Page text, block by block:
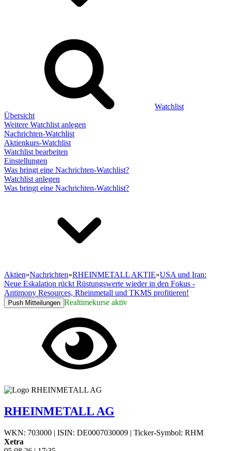
Watchlist
Übersicht
Weitere Watchlist anlegen
Nachrichten-Watchlist
Aktienkurs-Watchlist
Watchlist bearbeiten
Einstellungen
Was bringt eine Nachrichten-Watchlist?
Watchlist anlegen
Was bringt eine Nachrichten-Watchlist?
Aktien»Nachrichten»RHEINMETALL AKTIE»USA und Iran:
Neue Eskalation rückt Rüstungswerte wieder in den Fokus -
Antimony Resources, Rheinmetall und TKMS profitieren!
Push Mitteilungen Realtimekurse aktiv
RHEINMETALL AG
WKN: 703000 | ISIN: DE0007030009 | Ticker-Symbol: RHM
Xetra